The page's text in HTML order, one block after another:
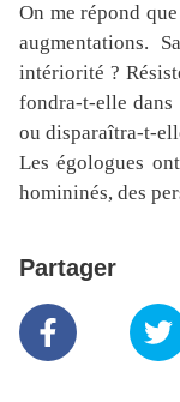
On me répond
augmentations.
intériorité ?
fondra-t-elle
ou disparaîtra-t-
Les égologues
homininés, des
Partager